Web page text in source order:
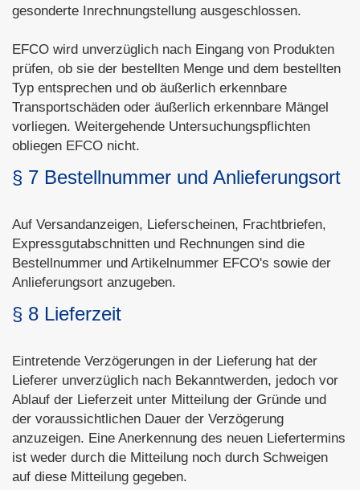
gesonderte Inrechnungstellung ausgeschlossen.
EFCO wird unverzüglich nach Eingang von Produkten
prüfen, ob sie der bestellten Menge und dem bestellten
Typ entsprechen und ob äußerlich erkennbare
Transportschäden oder äußerlich erkennbare Mängel
vorliegen. Weitergehende Untersuchungspflichten
obliegen EFCO nicht.
§ 7 Bestellnummer und Anlieferungsort
Auf Versandanzeigen, Lieferscheinen, Frachtbriefen,
Expressgutabschnitten und Rechnungen sind die
Bestellnummer und Artikelnummer EFCO's sowie der
Anlieferungsort anzugeben.
§ 8 Lieferzeit
Eintretende Verzögerungen in der Lieferung hat der
Lieferer unverzüglich nach Bekanntwerden, jedoch vor
Ablauf der Lieferzeit unter Mitteilung der Gründe und
der voraussichtlichen Dauer der Verzögerung
anzuzeigen. Eine Anerkennung des neuen Liefertermins
ist weder durch die Mitteilung noch durch Schweigen
auf diese Mitteilung gegeben.